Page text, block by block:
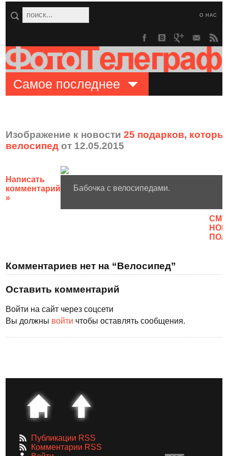
О НАС
Самое последнее
Изображение к новости25 подарков,
велосипед от 12.05.2015
Написать
комментарий
»
Бабочка с велосипедами.
Комментариев нет на “Велосипед”
Оставить комментарий
Войти на сайт через соцсети
Вы должны войти чтобы оставлять сообщения.
Публикации RSS
Комментарии RSS